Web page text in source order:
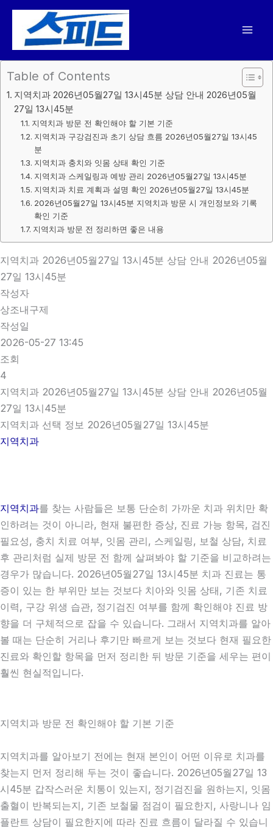
건
너
Table of Contents
지역치과 2026년05월27일 13시45분 상담 안내 2026년05월
27일 13시45분
지역치과 방문 전 확인해야 할 기본 기준
지역치과 구강검진과 초기 상담 흐름 2026년05월27일 13시45
분
지역치과 충치와 잇몸 상태 확인 기준
지역치과 스케일링과 예방 관리 2026년05월27일 13시45분
지역치과 치료 계획과 설명 확인 2026년05월27일 13시45분
2026년05월27일 13시45분 지역치과 방문 시 개인정보와 기록
확인 기준
지역치과 방문 전 정리하면 좋은 내용
지역치과 2026년05월27일 13시45분 상담 안내 2026년05월
27일 13시45분
작성자
상조내구제
작성일
2026-05-27 13:45
조회
4
지역치과 2026년05월27일 13시45분 상담 안내 2026년05월
27일 13시45분
지역치과 선택 정보 2026년05월27일 13시45분
지역치과
지역치과를 찾는 사람들은 보통 단순히 가까운 치과 위치만 확
인하려는 것이 아니라, 현재 불편한 증상, 진료 가능 항목, 검진
필요성, 충치 치료 여부, 잇몸 관리, 스케일링, 보철 상담, 치료
후 관리처럼 실제 방문 전 함께 살펴봐야 할 기준을 비교하려는
경우가 많습니다. 2026년05월27일 13시45분 치과 진료는 통
증이 있는 한 부위만 보는 것보다 치아와 잇몸 상태, 기존 치료
이력, 구강 위생 습관, 정기검진 여부를 함께 확인해야 진료 방
향을 더 구체적으로 잡을 수 있습니다. 그래서 지역치과를 알아
볼 때는 단순히 거리나 후기만 빠르게 보는 것보다 현재 필요한
진료와 확인할 항목을 먼저 정리한 뒤 방문 기준을 세우는 편이
훨씬 현실적입니다.
지역치과 방문 전 확인해야 할 기본 기준
지역치과를 알아보기 전에는 현재 본인이 어떤 이유로 치과를
찾는지 먼저 정리해 두는 것이 좋습니다. 2026년05월27일 13
시45분 갑작스러운 치통이 있는지, 정기검진을 원하는지, 잇몸
출혈이 반복되는지, 기존 보철물 점검이 필요한지, 사랑니나 임
플란트 상담이 필요한지에 따라 진료 흐름이 달라질 수 있습니